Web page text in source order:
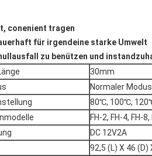
conenient tragen
für irgendeine starke Umwelt
zu benützen und
30mm
Normaler
80℃, 100℃,
FH-2, FH-4, FH-
DC 12V2A
92,5 (L) X 46